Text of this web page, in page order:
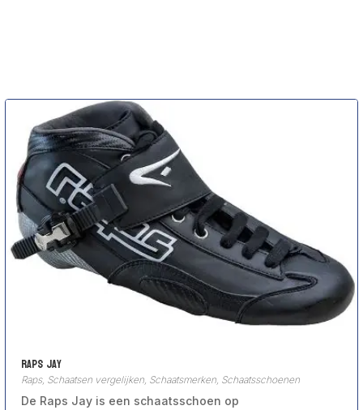
Raps Jay
Raps, Schaatsen vergelijken Schaatsmerken Schaatsschoenen
De Raps Jay is een schaatsschoen op